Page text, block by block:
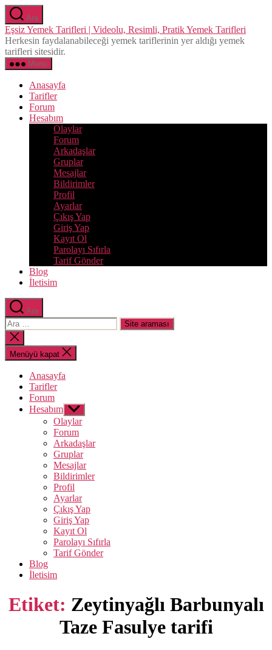
İçeriğe
atla
Ara
Eşsiz Yemek Tarifleri | Videolu, Resimli, Pratik Yemek Tarifleri
Herkesin faydalanabileceği yemek tariflerinin yer aldığı yemek
tarifleri sitesidir.
Menü
Anasayfa
Tarifler
Forum
Hesabım
Olaylar
Forum
Arkadaşlar
Gruplar
Mesajlar
Bildirimler
Profil
Ayarlar
Çıkış Yap
Giriş Yap
Kayıt Ol
Parolayı Sıfırla
Tarif Gönder
Blog
İletisim
Ara
Arama
yap:
Aramayı
kapat
Menüyü kapat
Anasayfa
Tarifler
Forum
Hesabım Alt
menüyü
göster
Olaylar
Forum
Arkadaşlar
Gruplar
Mesajlar
Bildirimler
Profil
Ayarlar
Çıkış Yap
Giriş Yap
Kayıt Ol
Parolayı Sıfırla
Tarif Gönder
Blog
İletisim
Etiket: Zeytinyağlı Barbunyalı
Taze Fasulye tarifi